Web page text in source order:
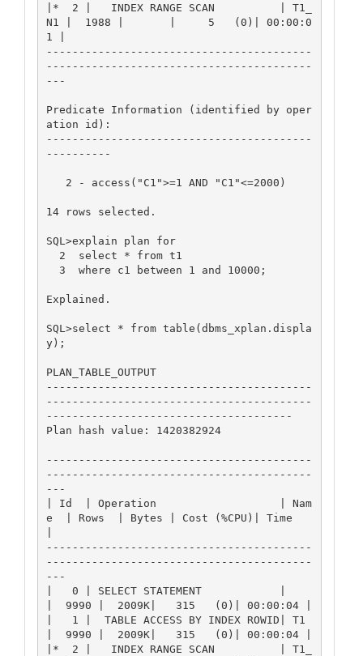
|*  2 |   INDEX RANGE SCAN          | T1_
N1 |  1988 |       |     5   (0)| 00:00:0
1 |
-----------------------------------------
-----------------------------------------
---
Predicate Information (identified by oper
ation id):
-----------------------------------------
----------
14 rows selected.
SQL>explain plan for
Explained.
SQL>select * from table(dbms_xplan.displa
y);
PLAN_TABLE_OUTPUT
-----------------------------------------
-----------------------------------------
--------------------------------------
Plan hash value: 1420382924
-----------------------------------------
-----------------------------------------
---
| Id  | Operation                   | Nam
e  | Rows  | Bytes | Cost (%CPU)| Time
-----------------------------------------
-----------------------------------------
---
|   0 | SELECT STATEMENT            |
|  9990 |  2009K|   315   (0)| 00:00:04 |
|   1 |  TABLE ACCESS BY INDEX ROWID| T1
|  9990 |  2009K|   315   (0)| 00:00:04 |
|*  2 |   INDEX RANGE SCAN          | T1_